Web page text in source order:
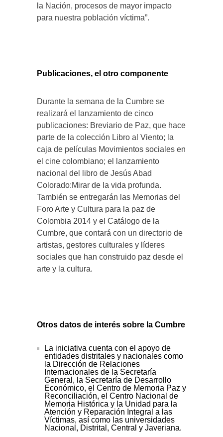
la Nación, procesos de mayor impacto
para nuestra población víctima”.
Publicaciones, el otro componente
Durante la semana de la Cumbre se
realizará el lanzamiento de cinco
publicaciones: Breviario de Paz, que hace
parte de la colección Libro al Viento; la
caja de películas Movimientos sociales en
el cine colombiano; el lanzamiento
nacional del libro de Jesús Abad
Colorado:Mirar de la vida profunda.
También se entregarán las Memorias del
Foro Arte y Cultura para la paz de
Colombia 2014 y el Catálogo de la
Cumbre, que contará con un directorio de
artistas, gestores culturales y líderes
sociales que han construido paz desde el
arte y la cultura.
Otros datos de interés sobre la Cumbre
La iniciativa cuenta con el apoyo de
entidades distritales y nacionales como
la Dirección de Relaciones
Internacionales de la Secretaría
General, la Secretaría de Desarrollo
Económico, el Centro de Memoria Paz y
Reconciliación, el Centro Nacional de
Memoria Histórica y la Unidad para la
Atención y Reparación Integral a las
Víctimas, así como las universidades
Nacional, Distrital, Central y Javeriana.